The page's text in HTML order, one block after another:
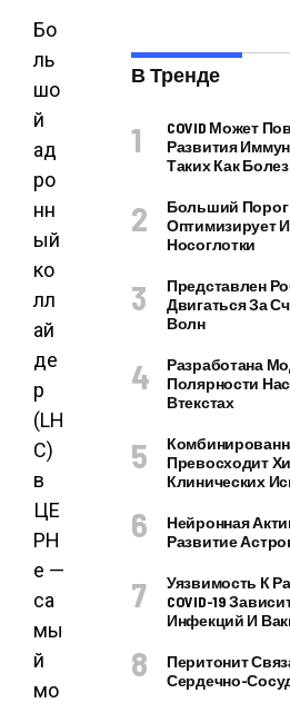
Бо
ль
шо
й
ад
ро
нн
ый
ко
лл
ай
де
р
(LH
C)
в
ЦЕ
РН
е —
са
мы
й
мо
В Тренде
COVID Может
Развития
Таких Как
Больший Порог
Оптимизирует
Носоглотки
Представлен
Двигаться За
Волн
Разработана
Полярности
Втекстах
Превосходит
Клинических
Нейронная
Развитие
Уязвимость К
COVID-19
Инфекций И
Перитонит
Сердечно-